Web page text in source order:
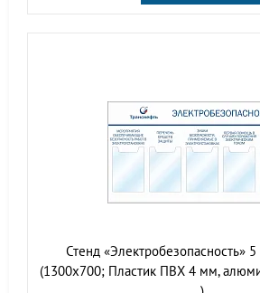
Стенд «Электробезопасность»
(1300х700; Пластик ПВХ 4 мм,